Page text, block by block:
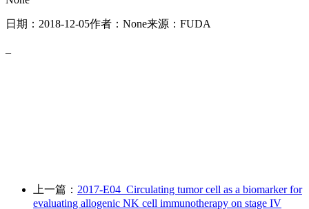
日期： 2018-12-05作者： None来源： FUDA
上一篇： 2017-E04_Circulating tumor cell as a biomarker for
evaluating allogenic NK cell immunotherapy on stage IV